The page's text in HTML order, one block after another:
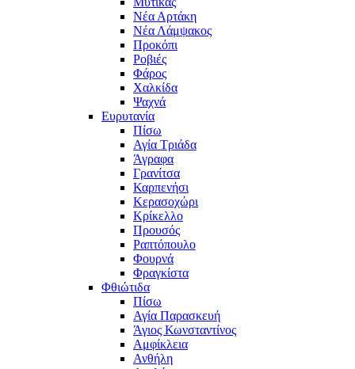
Νέα Αρτάκη
Νέα Λάμψακος
Προκόπι
Ροβιές
Φάρος
Χαλκίδα
Ψαχνά
Ευρυτανία
Πίσω
Αγία Τριάδα
Άγραφα
Γρανίτσα
Καρπενήσι
Κερασοχώρι
Κρίκελλο
Προυσός
Ραπτόπουλο
Φουρνά
Φραγκίστα
Φθιώτιδα
Πίσω
Αγία Παρασκευή
Άγιος Κωνσταντίνος
Αμφίκλεια
Ανθήλη